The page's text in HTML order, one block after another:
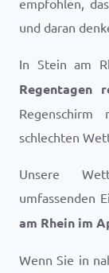
empfohlen,
und daran
In Stein am
Regentagen
schlechten
Unsere
umfassenden
am Rhein im
Wenn Sie in